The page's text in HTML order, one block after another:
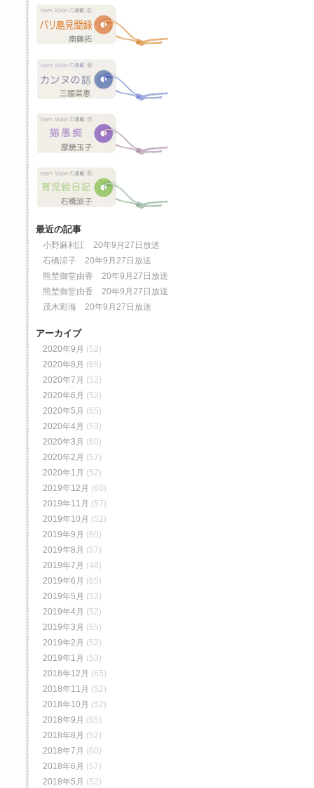
最近の記事
小野麻利江 20年9月27日放送
石橋涼子 20年9月27日放送
熊埜御堂由香 20年9月27日放送
熊埜御堂由香 20年9月27日放送
茂木彩海 20年9月27日放送
アーカイブ
2020年9月 (52)
2020年8月 (65)
2020年7月 (52)
2020年6月 (52)
2020年5月 (65)
2020年4月 (53)
2020年3月 (60)
2020年2月 (57)
2020年1月 (52)
2019年12月 (60)
2019年11月 (57)
2019年10月 (52)
2019年9月 (60)
2019年8月 (57)
2019年7月 (48)
2019年6月 (65)
2019年5月 (52)
2019年4月 (52)
2019年3月 (65)
2019年2月 (52)
2019年1月 (53)
2018年12月 (65)
2018年11月 (52)
2018年10月 (52)
2018年9月 (65)
2018年8月 (52)
2018年7月 (60)
2018年6月 (57)
2018年5月 (52)